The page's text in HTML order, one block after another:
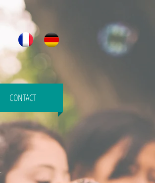
CONTACT